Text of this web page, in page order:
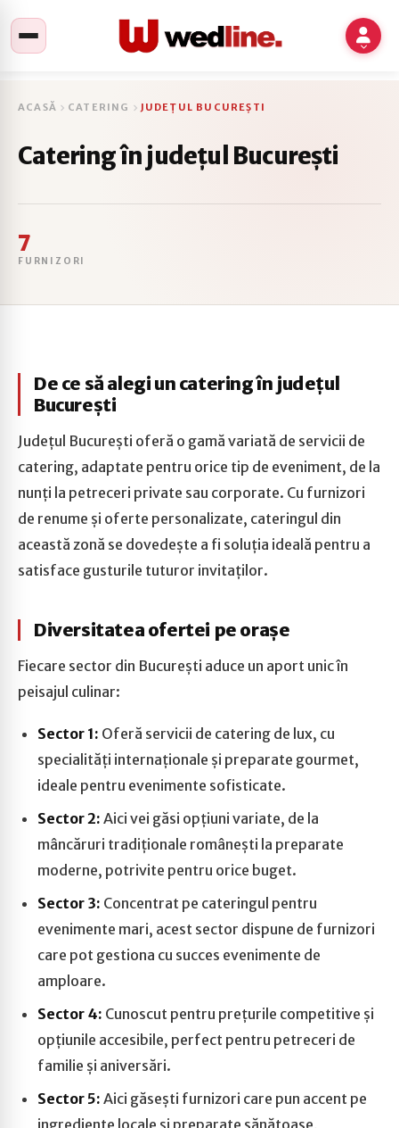
ACASĂ CATERING JUDEȚUL BUCUREȘTI
Catering în județul București
7
FURNIZORI
De ce să alegi un catering în județul
București
Județul București oferă o gamă variată de servicii de
catering, adaptate pentru orice tip de eveniment, de la
nunți la petreceri private sau corporate. Cu furnizori
de renume și oferte personalizate, cateringul din
această zonă se dovedește a fi soluția ideală pentru a
satisface gusturile tuturor invitaților.
Diversitatea ofertei pe orașe
Fiecare sector din București aduce un aport unic în
peisajul culinar:
Sector 1: Oferă servicii de catering de lux, cu
specialități internaționale și preparate gourmet,
ideale pentru evenimente sofisticate.
Sector 2: Aici vei găsi opțiuni variate, de la
mâncăruri tradiționale românești la preparate
moderne, potrivite pentru orice buget.
Sector 3: Concentrat pe cateringul pentru
evenimente mari, acest sector dispune de furnizori
care pot gestiona cu succes evenimente de
amploare.
Sector 4: Cunoscut pentru prețurile competitive și
opțiunile accesibile, perfect pentru petreceri de
familie și aniversări.
Sector 5: Aici găsești furnizori care pun accent pe
ingrediente locale și preparate sănătoase,